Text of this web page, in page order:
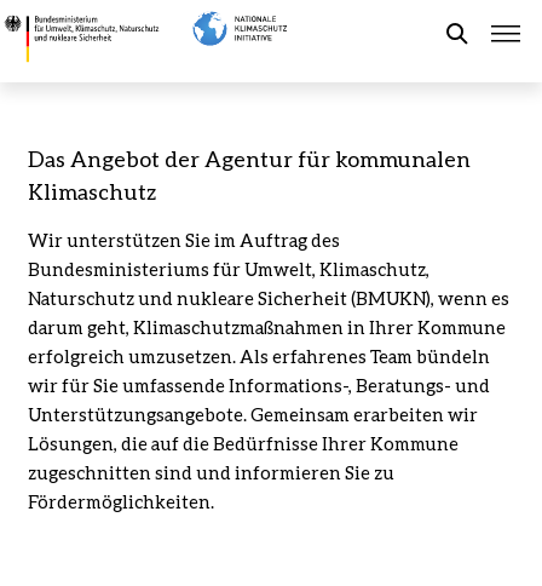
Direkt
zum
Das
Angebot
kommunalen
Klimaschutz
Klimaschutz,
Naturschutz
Sicherheit
Aktuelles
Leichte Sprache
Das Angebot der Agentur für kommunalen
Klimaschutz
Wir unterstützen Sie im Auftrag des
Bundesministeriums für Umwelt, Klimaschutz,
Naturschutz und nukleare Sicherheit (BMUKN), wenn es
darum geht, Klimaschutzmaßnahmen in Ihrer Kommune
erfolgreich umzusetzen. Als erfahrenes Team bündeln
wir für Sie umfassende Informations-, Beratungs- und
Unterstützungsangebote. Gemeinsam erarbeiten wir
Lösungen, die auf die Bedürfnisse Ihrer Kommune
zugeschnitten sind und informieren Sie zu
Fördermöglichkeiten.